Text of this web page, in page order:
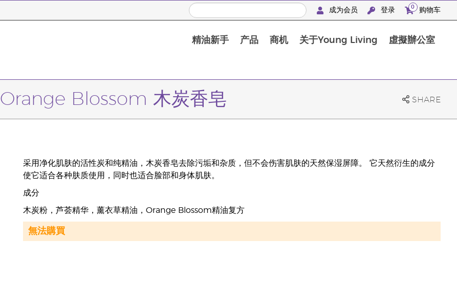
成为会员 登录 0 购物车
精油新手 产品 商机 关于Young Living 虛擬辦公室
Orange Blossom 木炭香皂 SHARE
采用净化肌肤的活性炭和纯精油，木炭香皂去除污垢和杂质，但不会伤害肌肤的天然保湿屏障。 它天然衍生的成分
使它适合各种肤质使用，同时也适合脸部和身体肌肤。
成分
木炭粉，芦荟精华，薰衣草精油，Orange Blossom精油复方
無法購買